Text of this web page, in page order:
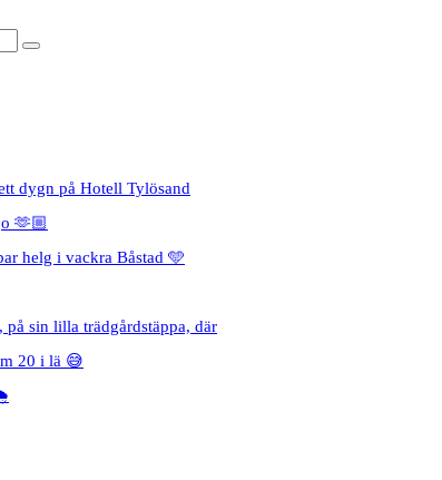
dygn på Hotell Tylösand
🫶🏼
helg i vackra Båstad 🩵
sin lilla trädgårdstäppa, där
20 i lä 😅